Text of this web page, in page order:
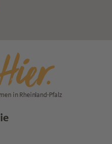
in Rheinland-Pfalz